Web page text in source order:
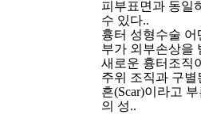
피부표면과 동일
수 있다..
흉터 성형수술 어
부가 외부손상을
새로운 흉터조직
주위 조직과 구
흔(Scar)이라고
의 성..